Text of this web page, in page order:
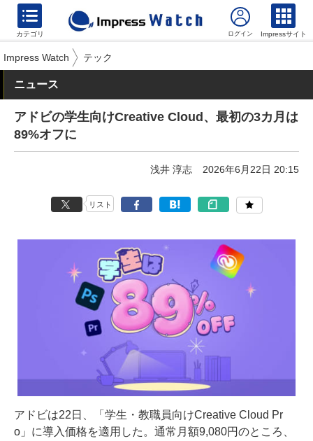
カテゴリ Impressサイト
Impress Watch テック
ニュース
アドビの学生向けCreative Cloud、最初の3カ月は
89%オフに
浅井 淳志 2026年6月22日 20:15
リスト
アドビは22日、「学生・教職員向けCreative Cloud Pr
o」に導入価格を適用した。通常月額9,080円のところ、